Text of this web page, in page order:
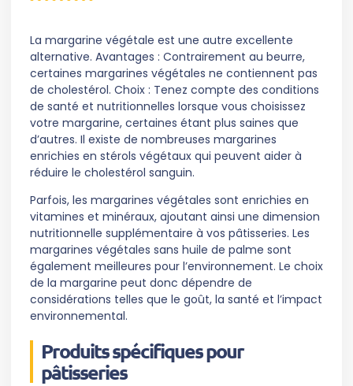
La margarine végétale est une autre excellente
alternative. Avantages : Contrairement au beurre,
certaines margarines végétales ne contiennent pas
de cholestérol. Choix : Tenez compte des conditions
de santé et nutritionnelles lorsque vous choisissez
votre margarine, certaines étant plus saines que
d’autres. Il existe de nombreuses margarines
enrichies en stérols végétaux qui peuvent aider à
réduire le cholestérol sanguin.
Parfois, les margarines végétales sont enrichies en
vitamines et minéraux, ajoutant ainsi une dimension
nutritionnelle supplémentaire à vos pâtisseries. Les
margarines végétales sans huile de palme sont
également meilleures pour l’environnement. Le choix
de la margarine peut donc dépendre de
considérations telles que le goût, la santé et l’impact
environnemental.
Produits spécifiques pour
pâtisseries